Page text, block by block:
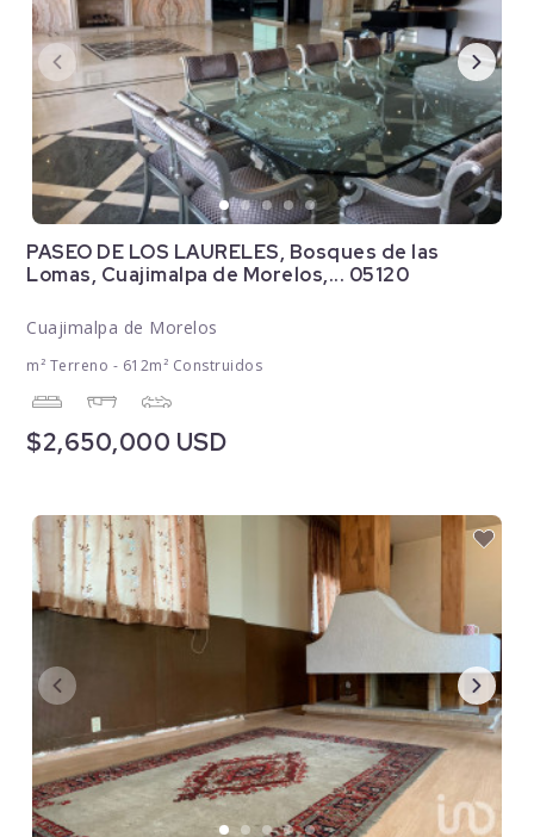
PASEO DE LOS LAURELES, Bosques de las
Lomas, Cuajimalpa de Morelos,... 05120
Cuajimalpa de Morelos
m² Terreno - 612m² Construidos
$2,650,000 USD